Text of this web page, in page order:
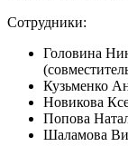
Сотрудники:
Головина
Кузьменко
Новикова
Попова
Шаламова